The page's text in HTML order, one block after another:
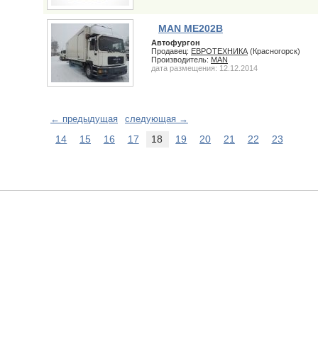
MAN ME202B
Автофургон
Продавец: ЕВРОТЕХНИКА (Красногорск)
Производитель: MAN
дата размещения: 12.12.2014
← предыдущая следующая →
14 15 16 17 18 19 20 21 22 23